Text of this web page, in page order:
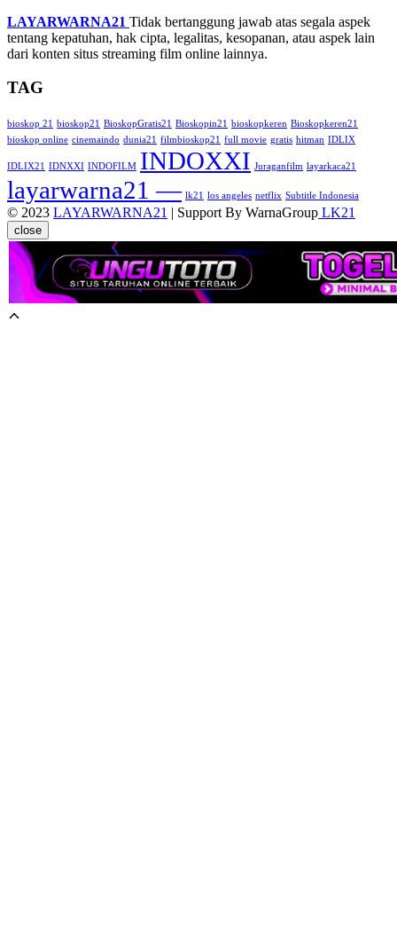
LAYARWARNA21 Tidak bertanggung jawab atas segala aspek
tentang kepatuhan, hak cipta, legalitas, kesopanan, atau aspek lain
dari konten situs streaming film online lainnya.
TAG
bioskop 21 bioskop21 BioskopGratis21 Bioskopin21 bioskopkeren Bioskopkeren21
bioskop online cinemaindo dunia21 filmbioskop21 full movie gratis hitman IDLIX
IDLIX21 IDNXXI INDOFILM INDOXXI Juraganfilm layarkaca21
layarwarna21 — lk21 los angeles netflix Subtitle Indonesia
© 2023 LAYARWARNA21 | Support By WarnaGroup LK21
close